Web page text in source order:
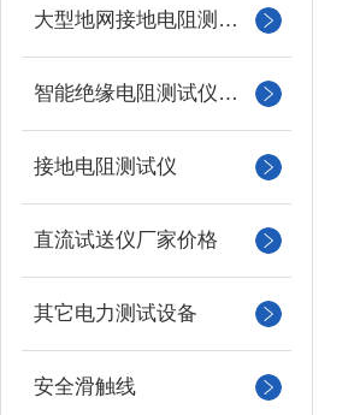
大型地网接地电阻测试仪
智能绝缘电阻测试仪（兆欧表）
接地电阻测试仪
直流试送仪厂家价格
其它电力测试设备
安全滑触线